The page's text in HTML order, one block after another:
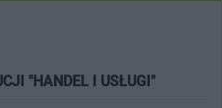
"HANDEL I USŁUGI"